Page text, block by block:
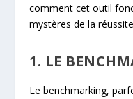
comment cet outil
mystères de la
1. LE
Le benchmarking,